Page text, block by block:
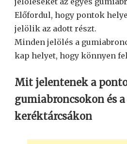
Előfordul, hogy pontok
jelölik az adott részt.
Minden jelölés a
kap helyet, hogy könnyen
Mit jelentenek a
gumiabroncsokon és a
keréktárcsákon